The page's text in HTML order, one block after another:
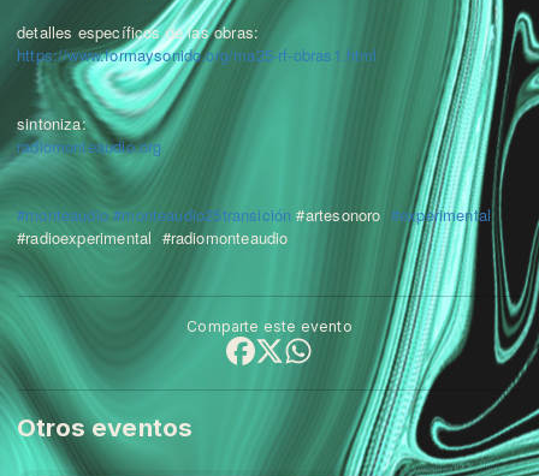
detalles específicos de las obras:
https://www.formaysonido.org/ma25-rf-obras1.html
sintoniza:
radiomonteaudio.org
#monteaudio #monteaudio25transición #artesonoro #experimental
#radioexperimental #radiomonteaudio
Otros eventos
Comparte este evento